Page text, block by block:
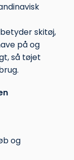
skitøj,
på og
så tøjet
og